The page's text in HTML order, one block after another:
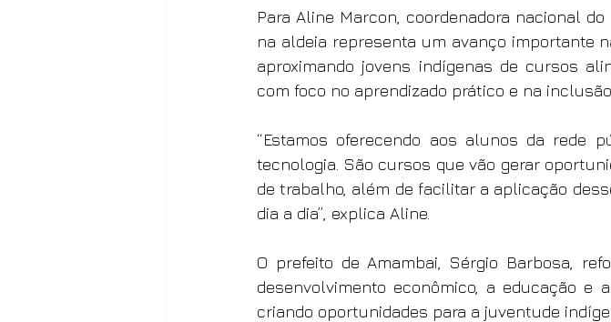
Para Aline Marcon, coordenadora nacional
na aldeia representa um avanço importante
aproximando jovens indígenas de cursos
com foco no aprendizado prático e na
“Estamos oferecendo aos alunos da rede
tecnologia. São cursos que vão gerar
de trabalho, além de facilitar a aplicação
dia a dia”, explica Aline.
O prefeito de Amambai, Sérgio Barbosa,
desenvolvimento econômico, a educação e
criando oportunidades para a juventude